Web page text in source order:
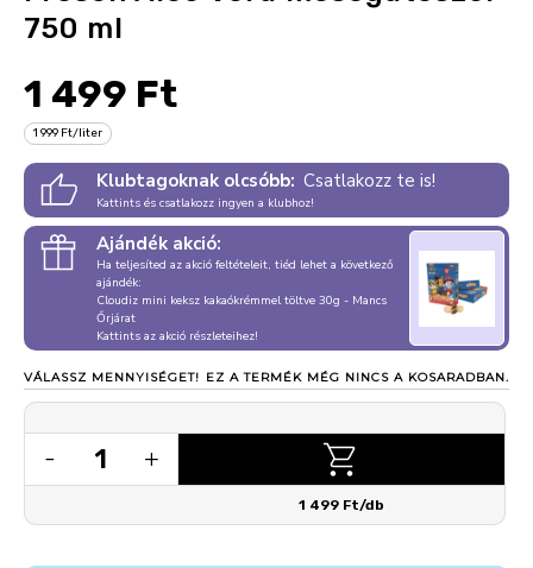
750 ml
1 499 Ft
1 999 Ft/liter
Klubtagoknak olcsóbb: Csatlakozz te is!
Kattints és csatlakozz ingyen a klubhoz!
Ajándék akció:
Ha teljesíted az akció feltételeit, tiéd lehet a következő
ajándék:
Cloudiz mini keksz kakaókrémmel töltve 30g - Mancs
Őrjárat
Kattints az akció részleteihez!
VÁLASSZ MENNYISÉGET! EZ A TERMÉK MÉG NINCS A KOSARADBAN.
- 1 +
1 499 Ft/db